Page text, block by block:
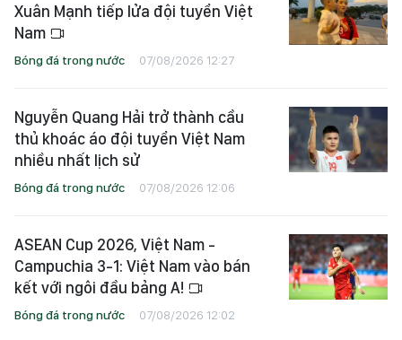
Xuân Mạnh tiếp lửa đội tuyển Việt
Nam
Bóng đá trong nước 07/08/2026 12:27
Nguyễn Quang Hải trở thành cầu
thủ khoác áo đội tuyển Việt Nam
nhiều nhất lịch sử
Bóng đá trong nước 07/08/2026 12:06
ASEAN Cup 2026, Việt Nam -
Campuchia 3-1: Việt Nam vào bán
kết với ngôi đầu bảng A!
Bóng đá trong nước 07/08/2026 12:02